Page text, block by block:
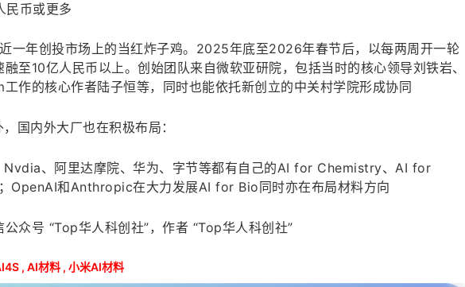
民币或更多
一年创投市场上的当红炸子鸡。2025年底至2026年春节后，以每两周开一轮
至10亿人民币以上。创始团队来自微软亚研院，包括当时的核心领导刘铁岩、
作的核心作者陆子恒等，同时也能依托新创立的中关村学院形成协同
国内外大厂也在积极布局：
、阿里达摩院、华为、字节等都有自己的AI for Chemistry、AI for
OpenAI和Anthropic在大力发展AI for Bio同时亦在布局材料方向
众号 “Top华人科创社”，作者 “Top华人科创社”
, AI材料 , 小米AI材料